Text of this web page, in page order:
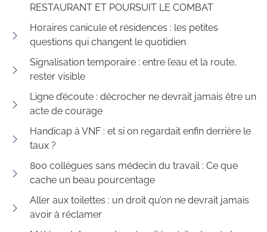
RESTAURANT ET POURSUIT LE COMBAT
Horaires canicule et résidences : les petites
questions qui changent le quotidien
Signalisation temporaire : entre l’eau et la route,
rester visible
Ligne d’écoute : décrocher ne devrait jamais être un
acte de courage
Handicap à VNF : et si on regardait enfin derrière le
taux ?
800 collègues sans médecin du travail : Ce que
cache un beau pourcentage
Aller aux toilettes : un droit qu’on ne devrait jamais
avoir à réclamer